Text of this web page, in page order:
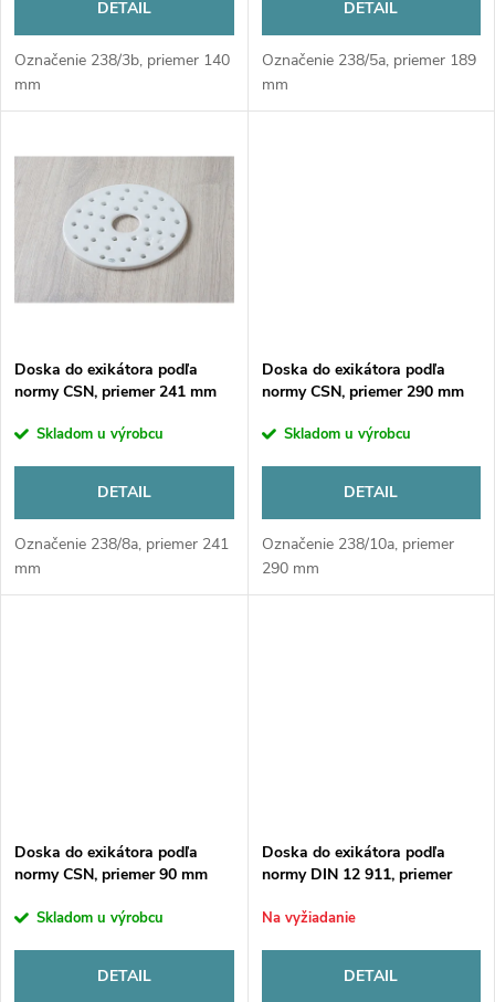
o
d
u
t
v
o
d
u
k
o
v
DETAIL
Označenie 238/3b, priemer 140
mm
DETAIL
Označenie 238/5a, priemer 189
mm
Doska do exikátora podľa
normy CSN, priemer 241 mm
Skladom u výrobcu
DETAIL
Označenie 238/8a, priemer 241
mm
Doska do exikátora podľa
normy CSN, priemer 290 mm
Skladom u výrobcu
DETAIL
Označenie 238/10a, priemer
290 mm
Doska do exikátora podľa
normy CSN, priemer 90 mm
Skladom u výrobcu
DETAIL
Doska do exikátora podľa
normy DIN 12 911, priemer
Na vyžiadanie
DETAIL